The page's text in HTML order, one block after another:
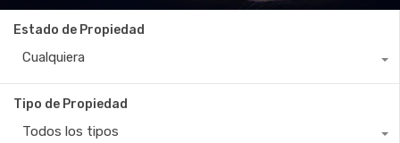
Estado de Propiedad
Cualquiera
Tipo de Propiedad
Todos los tipos